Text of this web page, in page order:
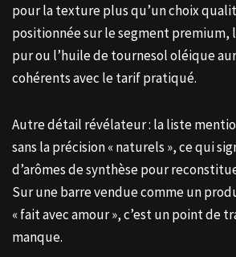
pour la texture plus qu’un choix
positionnée sur le segment premium,
pur ou l’huile de tournesol oléique
cohérents avec le tarif pratiqué.
Autre détail révélateur : la liste
sans la précision « naturels », ce qui
d’arômes de synthèse pour
Sur une barre vendue comme un
« fait avec amour », c’est un point de
manque.